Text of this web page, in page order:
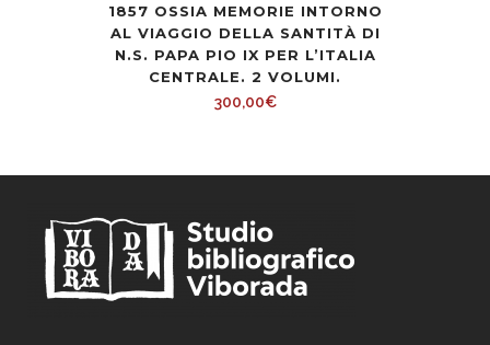
1857 OSSIA MEMORIE INTORNO
AL VIAGGIO DELLA SANTITÀ DI
N.S. PAPA PIO IX PER L’ITALIA
CENTRALE. 2 VOLUMI.
300,00€